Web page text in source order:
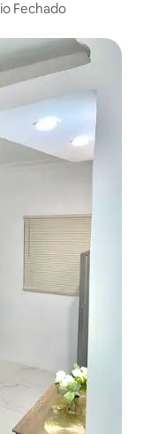
Fechado